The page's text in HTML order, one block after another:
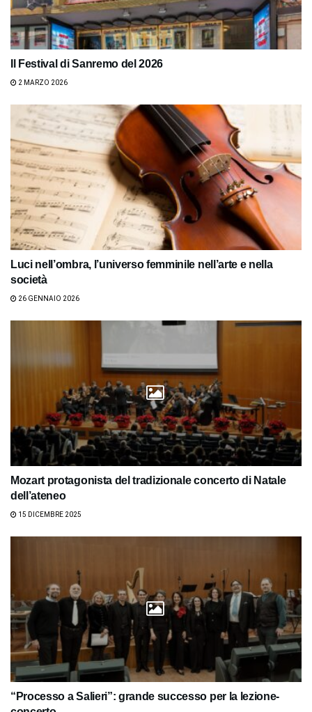
Il Festival di Sanremo del 2026
2 MARZO 2026
Luci nell’ombra, l’universo femminile nell’arte e nella
società
26 GENNAIO 2026
Mozart protagonista del tradizionale concerto di Natale
dell’ateneo
15 DICEMBRE 2025
“Processo a Salieri”: grande successo per la lezione-